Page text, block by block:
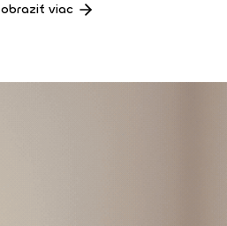
viac